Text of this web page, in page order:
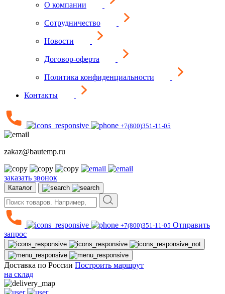
О компании
Сотрудничество
Новости
Договор-оферта
Политика конфиденциальности
Контакты
+7(800)351-11-05
zakaz@bautemp.ru
заказать звонок
Каталог
+7(800)351-11-05 Отправить
запрос
Доставка по России Построить маршрут
на склад